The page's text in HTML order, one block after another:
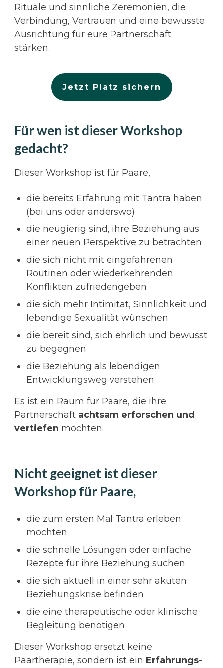
Rituale und sinnliche Zeremonien, die
Verbindung, Vertrauen und eine bewusste
Ausrichtung für eure Partnerschaft
stärken.
Jetzt Platz sichern
Für wen ist dieser Workshop
gedacht?
Dieser Workshop ist für Paare,
die bereits Erfahrung mit Tantra haben
(bei uns oder anderswo)
die neugierig sind, ihre Beziehung aus
einer neuen Perspektive zu betrachten
die sich nicht mit eingefahrenen
Routinen oder wiederkehrenden
Konflikten zufriedengeben
die sich mehr Intimität, Sinnlichkeit und
lebendige Sexualität wünschen
die bereit sind, sich ehrlich und bewusst
zu begegnen
die Beziehung als lebendigen
Entwicklungsweg verstehen
Es ist ein Raum für Paare, die ihre
Partnerschaft achtsam erforschen und
vertiefen möchten.
Nicht geeignet ist dieser
Workshop für Paare,
die zum ersten Mal Tantra erleben
möchten
die schnelle Lösungen oder einfache
Rezepte für ihre Beziehung suchen
die sich aktuell in einer sehr akuten
Beziehungskrise befinden
die eine therapeutische oder klinische
Begleitung benötigen
Dieser Workshop ersetzt keine
Paartherapie, sondern ist ein Erfahrungs-